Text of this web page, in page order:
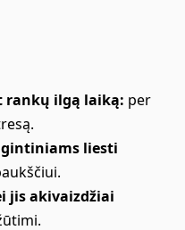
rankų ilgą laiką: per
liesti
jis akivaizdžiai